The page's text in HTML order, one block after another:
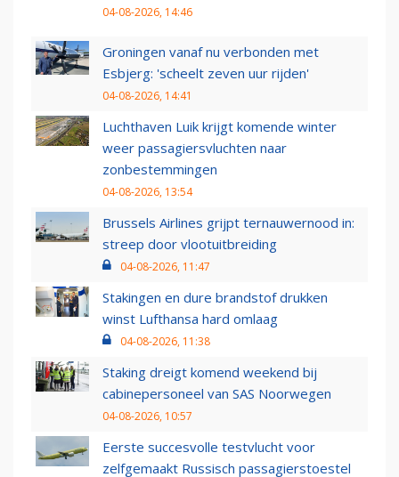
04-08-2026, 14:46
Groningen vanaf nu verbonden met
Esbjerg: 'scheelt zeven uur rijden'
04-08-2026, 14:41
Luchthaven Luik krijgt komende winter
weer passagiersvluchten naar
zonbestemmingen
04-08-2026, 13:54
Brussels Airlines grijpt ternauwernood in:
streep door vlootuitbreiding
04-08-2026, 11:47
Stakingen en dure brandstof drukken
winst Lufthansa hard omlaag
04-08-2026, 11:38
Staking dreigt komend weekend bij
cabinepersoneel van SAS Noorwegen
04-08-2026, 10:57
Eerste succesvolle testvlucht voor
zelfgemaakt Russisch passagierstoestel